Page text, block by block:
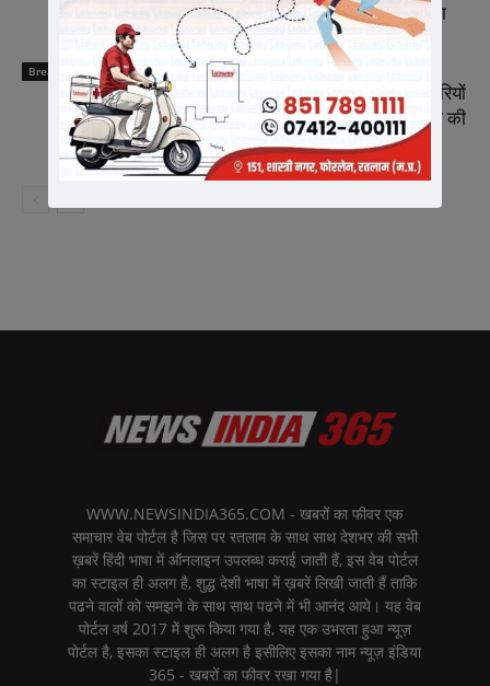
किया क्रीड़ा-भारती की अन्तर प्रान्तीय बैठक का
समापन
Breaking News
भारतीय जनता पार्टी रतलाम जिले में नई जिम्मेदारियों
का ऐलान, भाजपा मे मीडिया प्रभारी व सहप्रभारी की
नियुक्ति
WWW.NEWSINDIA365.COM - खबरों का फीवर एक
समाचार वेब पोर्टल है जिस पर रतलाम के साथ साथ देशभर की सभी
ख़बरें हिंदी भाषा में ऑनलाइन उपलब्ध कराई जाती हैं, इस वेब पोर्टल
का स्टाइल ही अलग है, शुद्ध देशी भाषा में ख़बरें लिखी जाती हैं ताकि
पढने वालों को समझने के साथ साथ पढने में भी आनंद आये। यह वेब
पोर्टल वर्ष 2017 में शुरू किया गया है, यह एक उभरता हुआ न्यूज़
पोर्टल है, इसका स्टाइल ही अलग है इसीलिए इसका नाम न्यूज़ इंडिया
365 - खबरों का फीवर रखा गया है|